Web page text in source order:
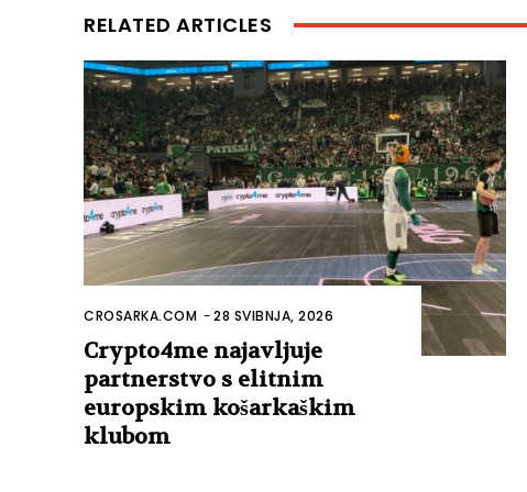
RELATED ARTICLES
CROSARKA.COM -28 SVIBNJA, 2026
Crypto4me najavljuje
partnerstvo s elitnim
europskim košarkaškim
klubom